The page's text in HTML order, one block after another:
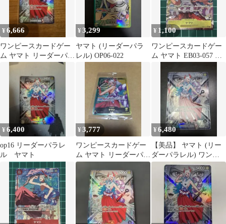
¥6,666
ワンピースカードゲー
ム ヤマト リーダーパラ
レル
¥3,299
ヤマト (リーダーパラ
レル) OP06-022
¥ 1,100
ワンピースカードゲー
ム ヤマト EB03-057 R
¥6,400
op16 リーダーパラレ
ル ヤマト
¥3,777
ワンピースカードゲー
ム ヤマト リーダーパラ
レル OP06-022
¥6,480
【美品】 ヤマト (リー
ダーパラレル) ワンピ
ースカードOP16-079